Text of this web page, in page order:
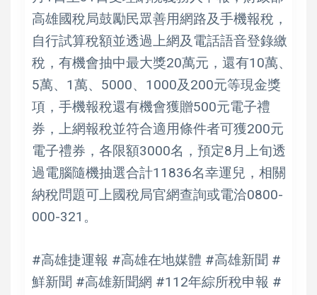
高雄國稅局鼓勵民眾善用網路及手機報稅，
自行試算稅額並透過上網及電話語音登錄繳
稅，有機會抽中最大獎20萬元，還有10萬、
5萬、1萬、5000、1000及200元等現金獎
項，手機報稅還有機會獲贈500元電子禮
券，上網報稅並符合適用條件者可獲200元
電子禮券，各限額3000名，預定8月上旬透
過電腦隨機抽選合計11836名幸運兒，相關
納稅問題可上國稅局官網查詢或電洽0800-
000-321。
#高雄捷運報 #高雄在地媒體 #高雄新聞 #
鮮新聞 #高雄新聞網 #112年綜所稅申報 #